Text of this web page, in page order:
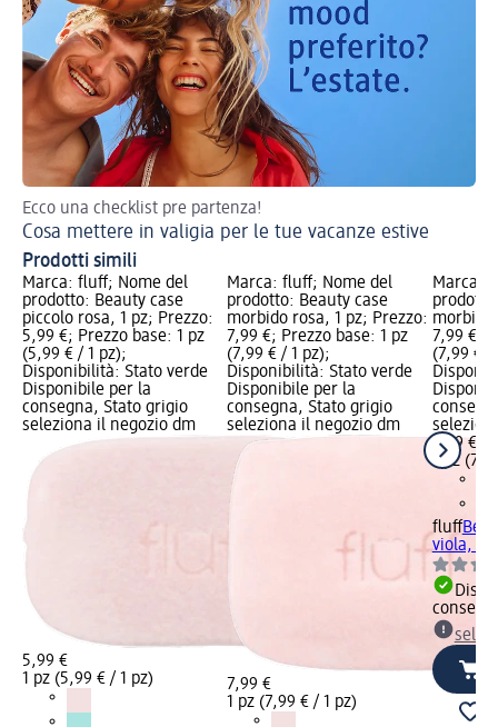
Ecco una checklist pre partenza!
Cosa mettere in valigia per le tue vacanze estive
Prodotti simili
Marca: fluff; Nome del
prodotto: Beauty case
piccolo rosa, 1 pz; Prezzo:
5,99 €; Prezzo base: 1 pz
(5,99 € / 1 pz);
Disponibilità: Stato verde
Disponibile per la
consegna, Stato grigio
seleziona il negozio dm
5,99 €
1 pz (5,99 € / 1 pz)
Marca: fluff; Nome del
prodotto: Beauty case
morbido rosa, 1 pz; Prezzo:
7,99 €; Prezzo base: 1 pz
(7,99 € / 1 pz);
Disponibilità: Stato verde
Disponibile per la
consegna, Stato grigio
seleziona il negozio dm
7,99 €
1 pz (7,99 € / 1 pz)
Marca:
morbido
7,99 €;
(7,99 € /
7,99 €
1 pz
fluff
viola, 1